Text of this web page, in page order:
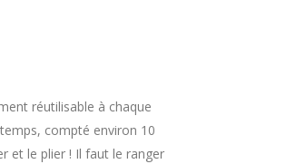
réutilisable à chaque
compté environ 10
et le plier ! Il faut le ranger